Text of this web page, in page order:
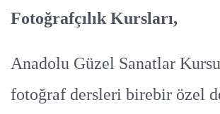
Fotoğrafçılık Kursları,
Anadolu Güzel Sanatlar
fotoğraf dersleri birebir özel